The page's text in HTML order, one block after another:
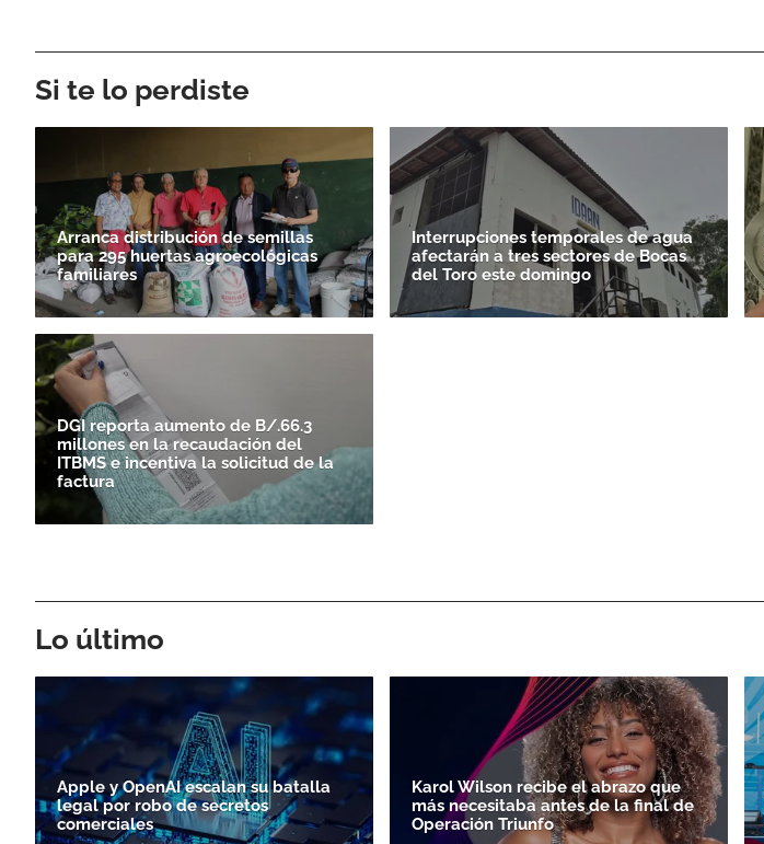
Si te lo perdiste
Arranca distribución de semillas
para 295 huertas agroecológicas
familiares
Interrupciones temporales de agua
afectarán a tres sectores de Bocas
del Toro este domingo
DGI reporta aumento de B/.66.3
millones en la recaudación del
ITBMS e incentiva la solicitud de la
factura
Lo último
Apple y OpenAI escalan su batalla
legal por robo de secretos
comerciales
Karol Wilson recibe el abrazo que
más necesitaba antes de la final de
Operación Triunfo